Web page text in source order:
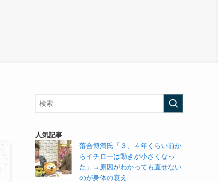
人気記事
落合博満氏「３、４年くらい前か
らイチローは動きが小さくなっ
た」→原因がわかっても直せない
のが身体の衰え